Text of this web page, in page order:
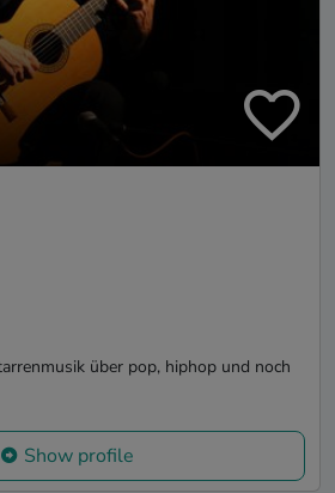
über pop, hiphop und noch
Show profile